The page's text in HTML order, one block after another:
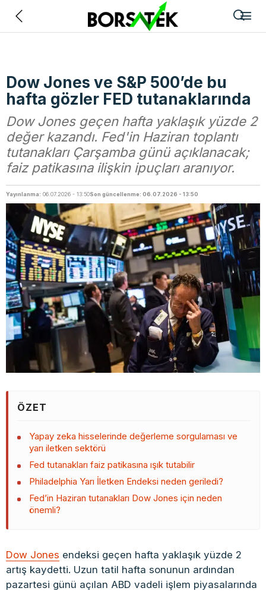
Dow Jones ve S&P 500’de bu
hafta gözler FED tutanaklarında
Dow Jones geçen hafta yaklaşık yüzde 2
değer kazandı. Fed'in Haziran toplantı
tutanakları Çarşamba günü açıklanacak;
faiz patikasına ilişkin ipuçları aranıyor.
Yayınlanma: 06.07.2026 - 13:50Son güncellenme: 06.07.2026 - 13:50
ÖZET
Yapay zeka hisselerinde değerleme sorgulaması ve
yarı iletken sektörü
Fed tutanakları faiz patikasına ışık tutabilir
Philadelphia Yarı İletken Endeksi neden geriledi?
Fed’in Haziran tutanakları Dow Jones için neden
önemli?
Dow Jones endeksi geçen hafta yaklaşık yüzde 2
artış kaydetti. Uzun tatil hafta sonunun ardından
pazartesi günü açılan ABD vadeli işlem piyasalarında